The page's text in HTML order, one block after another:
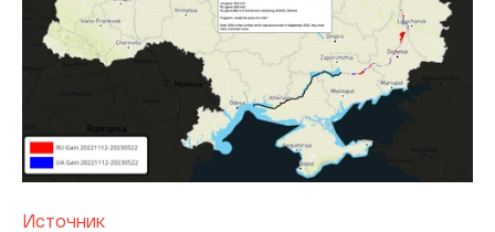
Источник